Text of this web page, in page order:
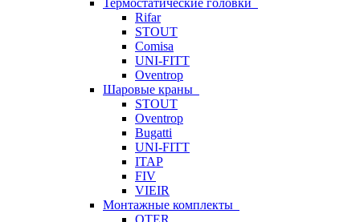
Термостатические головки
Rifar
STOUT
Comisa
UNI-FITT
Oventrop
Шаровые краны
STOUT
Oventrop
Bugatti
UNI-FITT
ITAP
FIV
VIEIR
Монтажные комплекты
OTER